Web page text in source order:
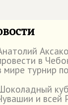
в
мире турнир
и всей